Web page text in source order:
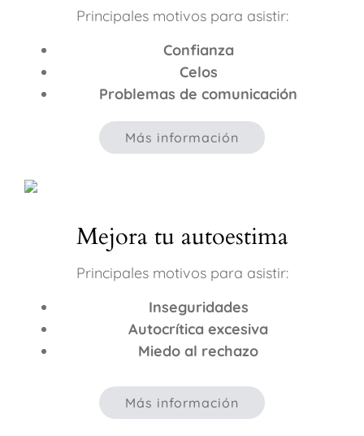
Principales motivos para asistir:
Confianza
Celos
Problemas de comunicación
Más información
Mejora tu autoestima
Principales motivos para asistir:
Inseguridades
Autocrítica excesiva
Miedo al rechazo
Más información